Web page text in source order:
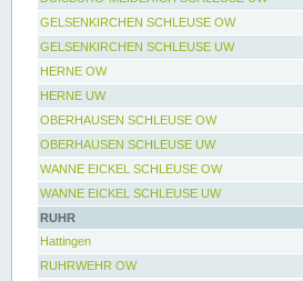
GELSENKIRCHEN SCHLEUSE OW
GELSENKIRCHEN SCHLEUSE UW
HERNE OW
HERNE UW
OBERHAUSEN SCHLEUSE OW
OBERHAUSEN SCHLEUSE UW
WANNE EICKEL SCHLEUSE OW
WANNE EICKEL SCHLEUSE UW
RUHR
Hattingen
RUHRWEHR OW